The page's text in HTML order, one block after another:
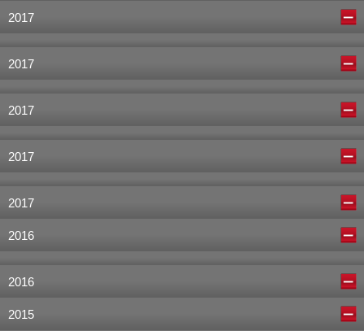
2017
2017
2017
2017
2017
2016
2016
2015